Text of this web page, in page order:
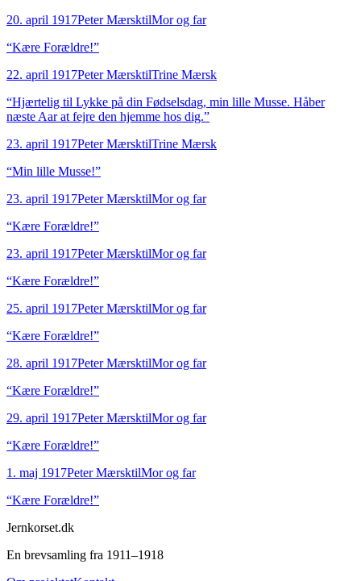
20. april 1917Peter MærsktilMor og far
“Kære Forældre!”
22. april 1917Peter MærsktilTrine Mærsk
“Hjærtelig til Lykke på din Fødselsdag, min lille Musse. Håber
næste Aar at fejre den hjemme hos dig.”
23. april 1917Peter MærsktilTrine Mærsk
“Min lille Musse!”
23. april 1917Peter MærsktilMor og far
“Kære Forældre!”
23. april 1917Peter MærsktilMor og far
“Kære Forældre!”
25. april 1917Peter MærsktilMor og far
“Kære Forældre!”
28. april 1917Peter MærsktilMor og far
“Kære Forældre!”
29. april 1917Peter MærsktilMor og far
“Kære Forældre!”
1. maj 1917Peter MærsktilMor og far
“Kære Forældre!”
Jernkorset.dk
En brevsamling fra 1911–1918